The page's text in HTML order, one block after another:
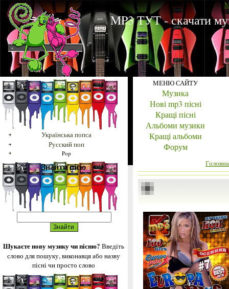
MP3 ТУТ - скачати
Українська попса
Русский поп
Pop
Знайти пісю
Шукаєте нову музику чи пісню? Введіть
слово для пошуку, виконавця або назву
пісні чи просто слово
МЕНЮ САЙТУ
Музика
Нові mp3 пісні
Кращі пісні
Альбоми музики
Кращі альбоми
Форум
Головна